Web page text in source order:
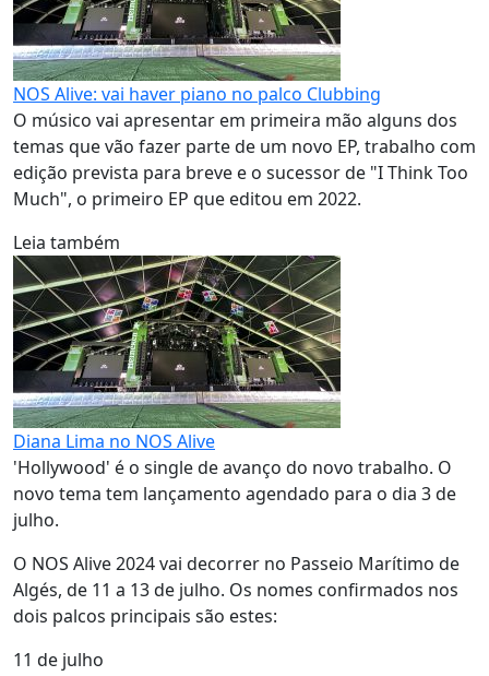
NOS Alive: vai haver piano no palco Clubbing
O músico vai apresentar em primeira mão alguns dos
temas que vão fazer parte de um novo EP, trabalho com
edição prevista para breve e o sucessor de "I Think Too
Much", o primeiro EP que editou em 2022.
Leia também
Diana Lima no NOS Alive
'Hollywood' é o single de avanço do novo trabalho. O
novo tema tem lançamento agendado para o dia 3 de
julho.
O NOS Alive 2024 vai decorrer no Passeio Marítimo de
Algés, de 11 a 13 de julho. Os nomes confirmados nos
dois palcos principais são estes:
11 de julho